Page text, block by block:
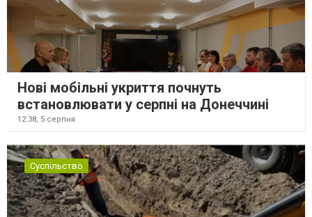
Нові мобільні укриття почнуть
встановлювати у серпні на Донеччині
12:38, 5 серпня
Суспільство